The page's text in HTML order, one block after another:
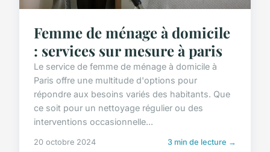
Femme de ménage à domicile
: services sur mesure à paris
Le service de femme de ménage à domicile à
Paris offre une multitude d'options pour
répondre aux besoins variés des habitants. Que
ce soit pour un nettoyage régulier ou des
interventions occasionnelle...
20 octobre 2024 3 min de lecture →